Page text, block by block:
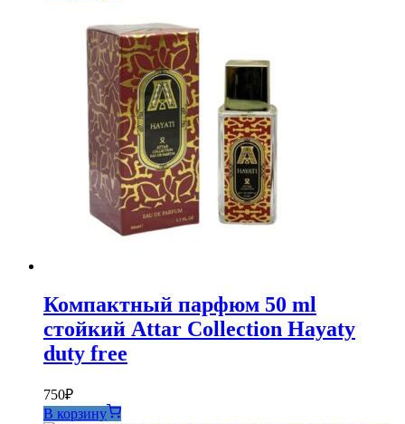
Компактный парфюм 50 ml
стойкий Attar Collection Hayaty
duty free
750₽
В корзину